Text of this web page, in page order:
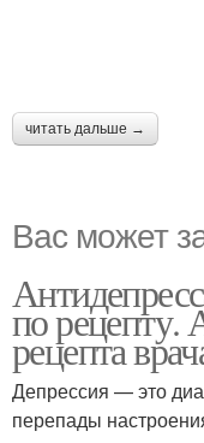
читать дальше →
Вас может
по рецепту.
рецепта
Депрессия — это
перепады